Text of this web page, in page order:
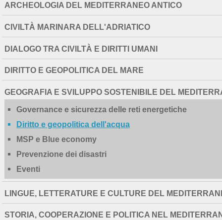
EXTENDED
ARCHEOLOGIA DEL MEDITERRANEO ANTICO
CIVILTÀ MARINARA DELL'ADRIATICO
DIALOGO TRA CIVILTÀ E DIRITTI UMANI
DIRITTO E GEOPOLITICA DEL MARE
GEOGRAFIA E SVILUPPO SOSTENIBILE DEL
Governance e sicurezza delle reti energetiche
Diritto e geopolitica dell'acqua
MSP e Blue economy
Prevenzione dei disastri
Eventi
LINGUE, LETTERATURE E CULTURE DEL
STORIA, COOPERAZIONE E POLITICA NEL